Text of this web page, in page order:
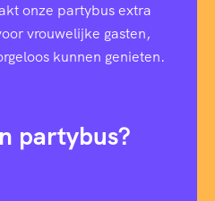
onze partybus extra
vrouwelijke gasten,
kunnen genieten.
partybus?